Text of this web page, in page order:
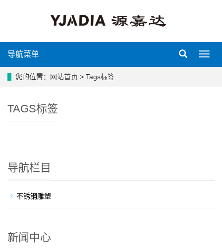
导
导航菜单
您的位置： 网站首页 > Tags标签
TAGS标签
导航栏目
不锈钢雕塑
新闻中心